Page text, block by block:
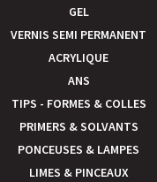
GEL
VERNIS SEMI PERMANENT
ACRYLIQUE
ANS
TIPS - FORMES & COLLES
PRIMERS & SOLVANTS
PONCEUSES & LAMPES
LIMES & PINCEAUX